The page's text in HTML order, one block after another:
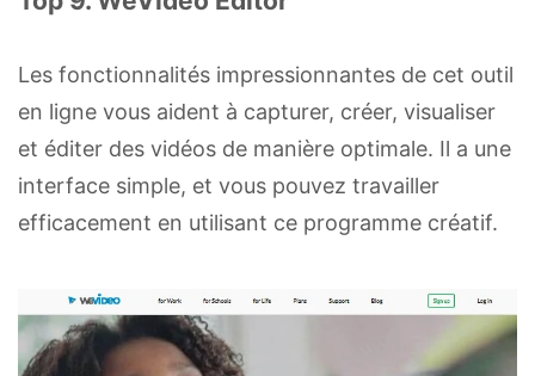
Les fonctionnalités impressionnantes de cet outil
en ligne vous aident à capturer, créer, visualiser
et éditer des vidéos de manière optimale. Il a une
interface simple, et vous pouvez travailler
efficacement en utilisant ce programme créatif.